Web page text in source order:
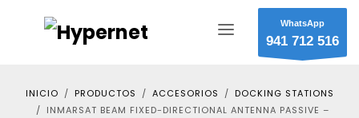
WhatsApp
941 712 516
INICIO PRODUCTOS ACCESORIOS
DOCKING STATIONS
INMARSAT BEAM FIXED-DIRECTIONAL ANTENNA PASSIVE –